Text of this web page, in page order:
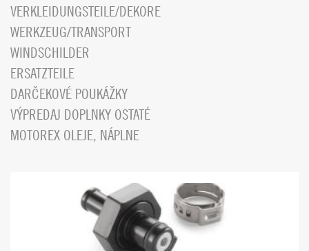
VERKLEIDUNGSTEILE/DEKORE
WERKZEUG/TRANSPORT
WINDSCHILDER
ERSATZTEILE
DARČEKOVÉ POUKÁŽKY
VÝPREDAJ DOPLNKY OSTATÉ
MOTOREX OLEJE, NÁPLNE